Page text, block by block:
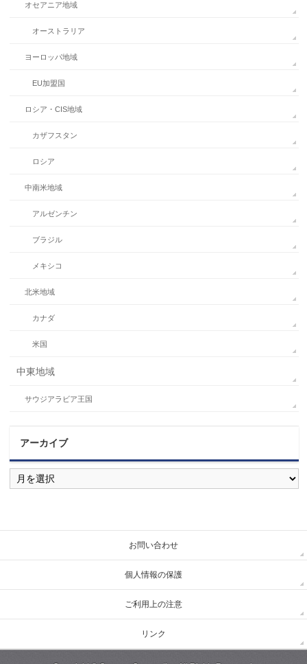
オセアニア地域
オーストラリア
ヨーロッパ地域
EU加盟国
ロシア・CIS地域
カザフスタン
ロシア
中南米地域
アルゼンチン
ブラジル
メキシコ
北米地域
カナダ
米国
中東地域
サウジアラビア王国
アーカイブ
ア
ー
カ
お問い合わせ
個人情報の保護
ご利用上の注意
リンク